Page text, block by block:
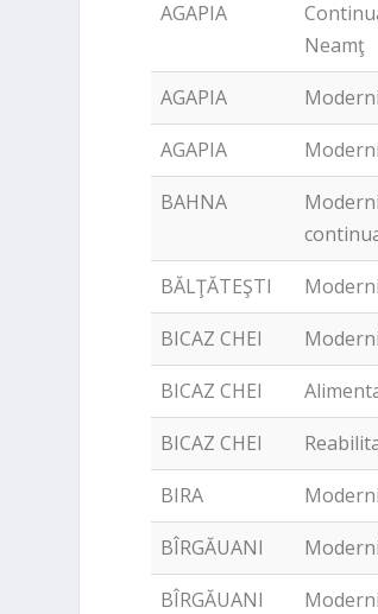
AGAPIA
Neamţ
AGAPIA
AGAPIA
BAHNA
BĂLŢĂTEŞTI
BICAZ CHEI
BICAZ CHEI
BICAZ CHEI
BIRA
BÎRGĂUANI
BÎRGĂUANI